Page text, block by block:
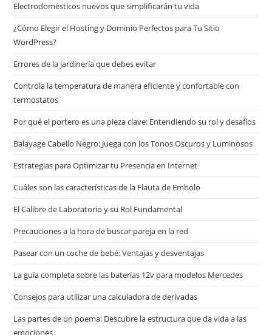
Electrodomésticos nuevos que simplificarán tu vida
¿Cómo Elegir el Hosting y Dominio Perfectos para Tu Sitio
WordPress?
Errores de la jardinería que debes evitar
Controla la temperatura de manera eficiente y confortable con
termostatos
Por qué el portero es una pieza clave: Entendiendo su rol y desafíos
Balayage Cabello Negro: Juega con los Tonos Oscuros y Luminosos
Estrategias para Optimizar tu Presencia en Internet
Cuáles son las características de la Flauta de Embolo
El Calibre de Laboratorio y su Rol Fundamental
Precauciones a la hora de buscar pareja en la red
Pasear con un coche de bebé: Ventajas y desventajas
La guía completa sobre las baterías 12v para modelos Mercedes
Consejos para utilizar una calculadora de derivadas
Las partes de un poema: Descubre la estructura que da vida a las
emociones